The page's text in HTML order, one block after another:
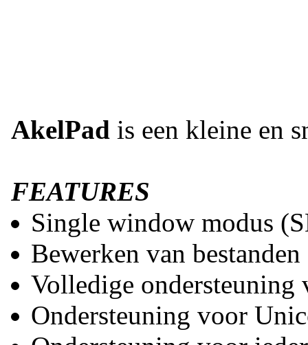
AkelPad is een kleine en
FEATURES
Single window modus
Bewerken van
Volledige ondersteuning
Ondersteuning voor